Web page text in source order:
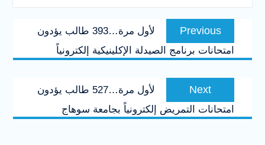
تصفّح
المقالاتPrevious
Previous
post:
لأول مرة…393 طالب يؤدون
امتحانات برنامج الصيدلة الإكلينيكية إلكترونياً
Next
Next
post:
لأول مرة…527 طالب يؤدون
امتحانات التمريض إلكترونياً بجامعة سوهاج